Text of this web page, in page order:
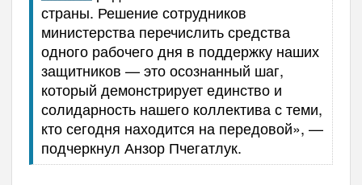
страны. Решение сотрудников
министерства перечислить средства
одного рабочего дня в поддержку наших
защитников — это осознанный шаг,
который демонстрирует единство и
солидарность нашего коллектива с теми,
кто сегодня находится на передовой», —
подчеркнул Анзор Пчегатлук.